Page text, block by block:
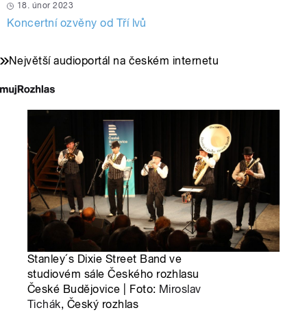
18. únor 2023
Koncertní ozvěny od Tří lvů
Největší audioportál na českém internetu
Stanley´s Dixie Street Band ve
studiovém sále Českého rozhlasu
České Budějovice | Foto: Miroslav
Tichák, Český rozhlas